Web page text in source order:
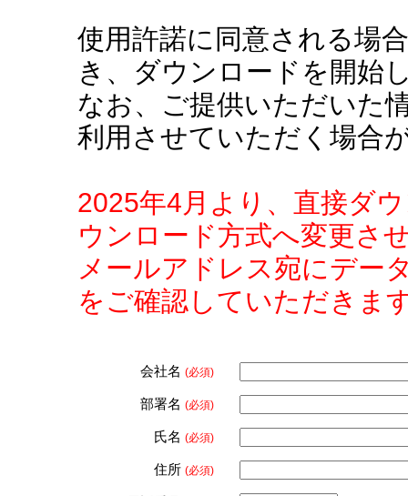
使用許諾に同意される場
き、ダウンロードを開始
なお、ご提供いただいた
利用させていただく場合
2025年4月より、直接ダ
ウンロード方式へ変更さ
メールアドレス宛にデー
をご確認していただきま
会社名 (必須)
部署名 (必須)
氏名 (必須)
住所 (必須)